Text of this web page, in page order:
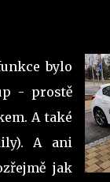
bylo
- prostě
A také
A ani
jak